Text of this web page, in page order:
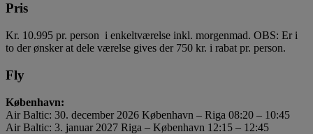
Pris
Kr. 10.995 pr. person i enkeltværelse inkl. morgenmad. OBS: Er i
to der ønsker at dele værelse gives der 750 kr. i rabat pr. person.
Fly
København:
Air Baltic: 30. december 2026 København – Riga 08:20 – 10:45
Air Baltic: 3. januar 2027 Riga – København 12:15 – 12:45